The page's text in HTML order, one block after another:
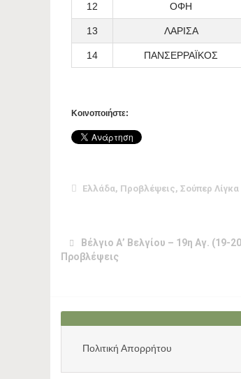
12 ΟΦΗ
13 ΛΑΡΙΣΑ
14 ΠΑΝΣΕΡΡΑΪΚΟΣ
Κοινοποιήστε:
Ελλάδα, Προβλέψεις, Σούπερ Λίγκα
Βέλγιο Α’ Βελγίου – 19η Αγ. (19-
Προβλέψεις
Πολιτική Απορρήτου